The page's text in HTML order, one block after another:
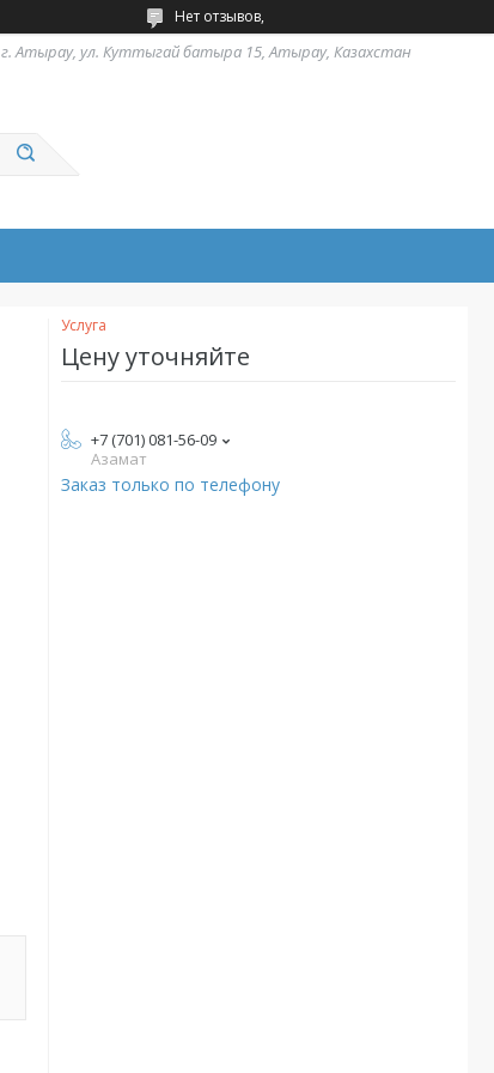
Нет отзывов,
г. Атырау, ул. Куттыгай батыра 15, Атырау, Казахстан
Услуга
Цену уточняйте
+7 (701) 081-56-09
Азамат
Заказ только по телефону